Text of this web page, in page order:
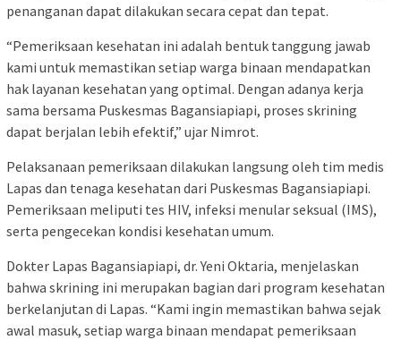
penanganan dapat dilakukan secara cepat dan tepat.
“Pemeriksaan kesehatan ini adalah bentuk tanggung jawab
kami untuk memastikan setiap warga binaan mendapatkan
hak layanan kesehatan yang optimal. Dengan adanya kerja
sama bersama Puskesmas Bagansiapiapi, proses skrining
dapat berjalan lebih efektif,” ujar Nimrot.
Pelaksanaan pemeriksaan dilakukan langsung oleh tim medis
Lapas dan tenaga kesehatan dari Puskesmas Bagansiapiapi.
Pemeriksaan meliputi tes HIV, infeksi menular seksual (IMS),
serta pengecekan kondisi kesehatan umum.
Dokter Lapas Bagansiapiapi, dr. Yeni Oktaria, menjelaskan
bahwa skrining ini merupakan bagian dari program kesehatan
berkelanjutan di Lapas. “Kami ingin memastikan bahwa sejak
awal masuk, setiap warga binaan mendapat pemeriksaan